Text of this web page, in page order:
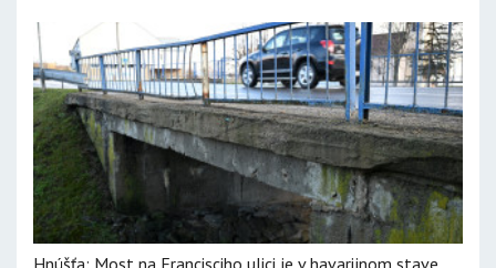
Hnúšťa: Most na Francisciho ulici je v havarijnom stave,